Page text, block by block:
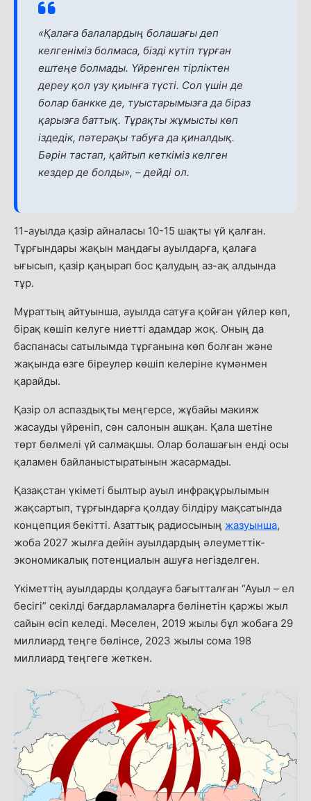
«Қалаға балалардың болашағы деп
келгеніміз болмаса, бізді күтіп тұрған
ештеңе болмады. Үйренген тірліктен
дереу қол үзу қиынға түсті. Сол үшін де
болар банкке де, туыстарымызға да біраз
қарызға баттық. Тұрақты жұмысты көп
іздедік, пәтерақы табуға да қиналдық.
Бәрін тастап, қайтып кеткіміз келген
кездер де болды», –дейді ол.
11-ауылда қазір айналасы 10-15 шақты үй қалған.
Тұрғындары жақын маңдағы ауылдарға, қалаға
ығысып, қазір қаңырап бос қалудың аз-ақ алдында
тұр.
Мұраттың айтуынша, ауылда сатуға қойған үйлер көп,
бірақ көшіп келуге ниетті адамдар жоқ. Оның да
баспанасы сатылымда тұрғанына көп болған және
жақында өзге біреулер көшіп келеріне күмәнмен
қарайды.
Қазір ол аспаздықты меңгерсе, жұбайы макияж
жасауды үйреніп, сән салонын ашқан. Қала шетіне
төрт бөлмелі үй салмақшы. Олар болашағын енді осы
қаламен байланыстыратынын жасармады.
Қазақстан үкіметі былтыр ауыл инфрақұрылымын
жақсартып, тұрғындарға қолдау білдіру мақсатында
концепция бекітті. Азаттық радиосының жазуынша,
жоба 2027 жылға дейін ауылдардың әлеуметтік-
экономикалық потенциалын ашуға негізделген.
Үкіметтің ауылдарды қолдауға бағытталған “Ауыл – ел
бесігі” секілді бағдарламаларға бөлінетін қаржы жыл
сайын өсіп келеді. Мәселен, 2019 жылы бұл жобаға 29
миллиард теңге бөлінсе, 2023 жылы сома 198
миллиард теңгеге жеткен.